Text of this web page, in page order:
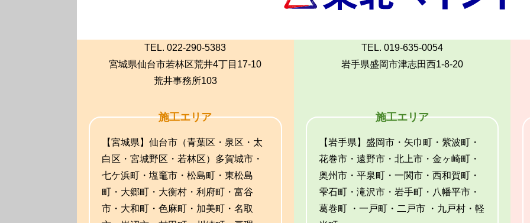
TEL. 022-290-5383
宮城県仙台市若林区荒井4丁目17-10
荒井事務所103
施工エリア
【宮城県】仙台市（青葉区・泉区・太
白区・宮城野区・若林区）多賀城市・
七ケ浜町・塩竈市・松島町・東松島
町・大郷町・大衡村・利府町・富谷
市・大和町・色麻町・加美町・名取
TEL. 019-635-0054
岩手県盛岡市津志田西1-8-20
施工エリア
【岩手県】盛岡市・矢巾町・紫波町・
花巻市・遠野市・北上市・金ヶ崎町・
奥州市・平泉町・一関市・西和賀町・
雫石町・滝沢市・岩手町・八幡平市・
葛巻町 ・一戸町・二戸市 ・九戸村・軽